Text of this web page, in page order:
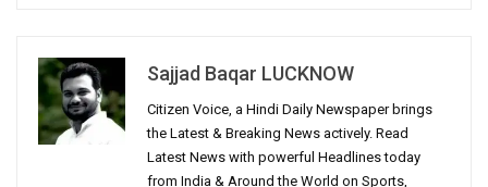
Sajjad Baqar LUCKNOW
Citizen Voice, a Hindi Daily Newspaper brings
the Latest & Breaking News actively. Read
Latest News with powerful Headlines today
from India & Around the World on Sports,